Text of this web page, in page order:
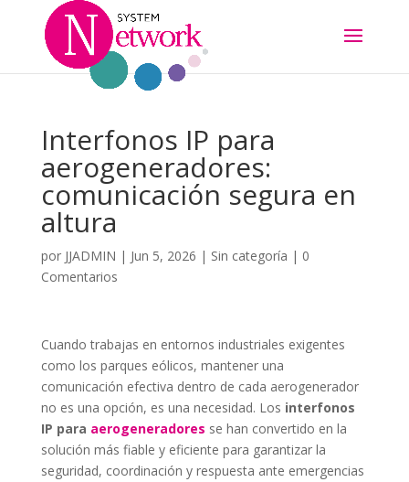
Interfonos IP para
aerogeneradores:
comunicación segura en
altura
por JJADMIN | Jun 5, 2026 | Sin categoría | 0
Comentarios
Cuando trabajas en entornos industriales exigentes
como los parques eólicos, mantener una
comunicación efectiva dentro de cada aerogenerador
no es una opción, es una necesidad. Los interfonos
IP para aerogeneradores se han convertido en la
solución más fiable y eficiente para garantizar la
seguridad, coordinación y respuesta ante emergencias